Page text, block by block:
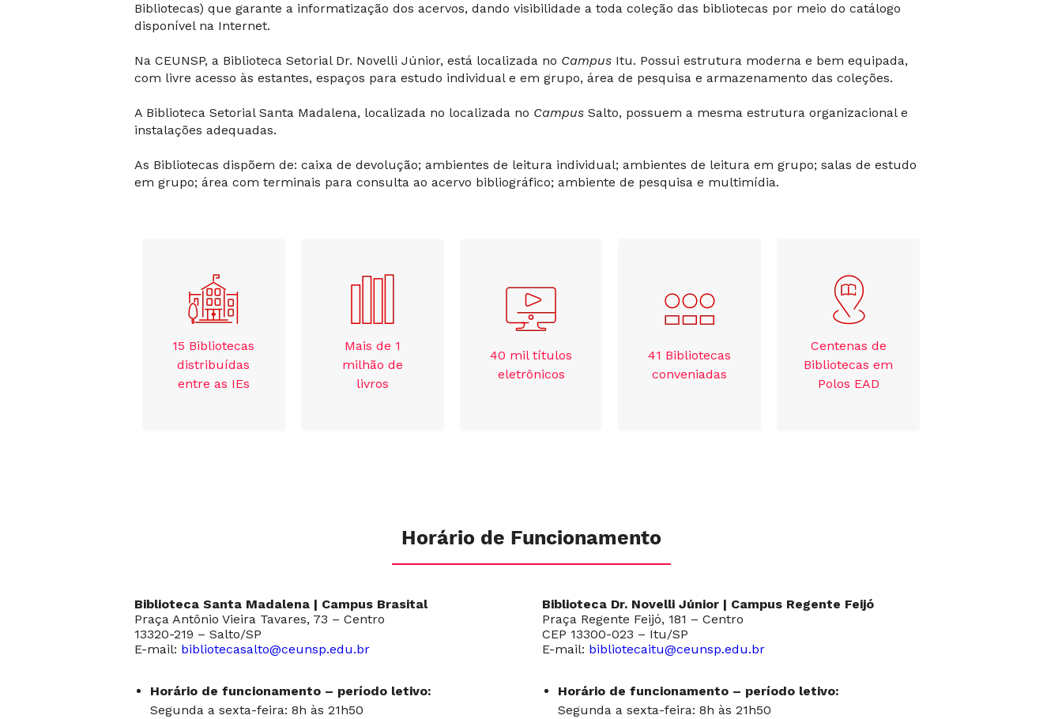
Bibliotecas) que garante a informatização dos acervos, dando visibilidade a toda coleção das bibliotecas por meio do catálogo
disponível na Internet.
Na CEUNSP, a Biblioteca Setorial Dr. Novelli Júnior, está localizada no Campus Itu. Possui estrutura moderna e bem equipada,
com livre acesso às estantes, espaços para estudo individual e em grupo, área de pesquisa e armazenamento das coleções.
A Biblioteca Setorial Santa Madalena, localizada no localizada no Campus Salto, possuem a mesma estrutura organizacional e
instalações adequadas.
As Bibliotecas dispõem de: caixa de devolução; ambientes de leitura individual; ambientes de leitura em grupo; salas de estudo
em grupo; área com terminais para consulta ao acervo bibliográfico; ambiente de pesquisa e multimídia.
15 Bibliotecas
distribuídas
entre as IEs
Mais de 1
milhão de
livros
40 mil títulos
eletrônicos
41 Bibliotecas
conveniadas
Centenas de
Bibliotecas em
Polos EAD
Horário de Funcionamento
Biblioteca Santa Madalena | Campus Brasital
Praça Antônio Vieira Tavares, 73 – Centro
13320-219 – Salto/SP
E-mail: bibliotecasalto@ceunsp.edu.br
Horário de funcionamento – período letivo:
Segunda a sexta-feira: 8h às 21h50
Biblioteca Dr. Novelli Júnior | Campus Regente Feijó
Praça Regente Feijó, 181 – Centro
CEP 13300-023 – Itu/SP
E-mail: bibliotecaitu@ceunsp.edu.br
Horário de funcionamento – período letivo:
Segunda a sexta-feira: 8h às 21h50